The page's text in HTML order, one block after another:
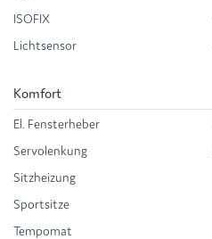
ISOFIX
Lichtsensor
Komfort
El. Fensterheber
Servolenkung
Sitzheizung
Sportsitze
Tempomat